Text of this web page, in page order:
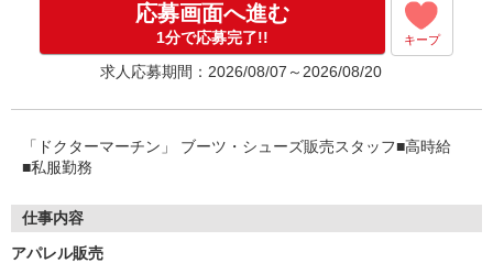
応募画面へ進む
1分で応募完了!! キープ
求人応募期間：2026/08/07～2026/08/20
「ドクターマーチン」 ブーツ・シューズ販売スタッフ■高時給
■私服勤務
仕事内容
アパレル販売